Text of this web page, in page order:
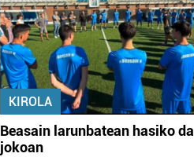
KIROLA
Beasain larunbatean hasiko da
jokoan